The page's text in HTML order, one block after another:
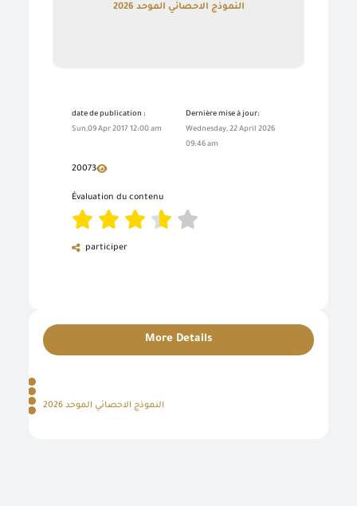
النموذج الاحصائي الموحد 2026
date de publication :
Sun,09 Apr 2017 12:00 am
Dernière mise à jour:
Wednesday, 22 April 2026
09:46 am
20073
Évaluation du contenu
participer
More Details
النموذج الاحصائي الموحد 2026